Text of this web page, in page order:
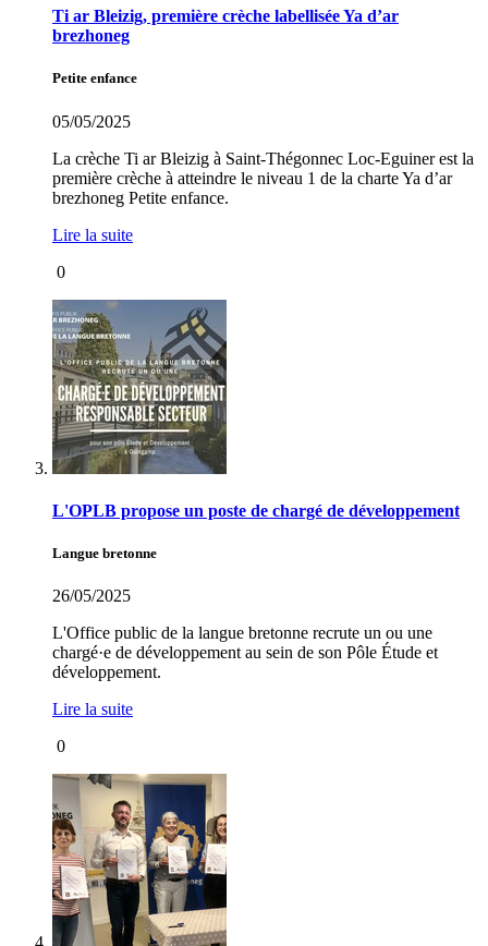
Ti ar Bleizig, première crèche labellisée Ya d’ar
brezhoneg
Petite enfance
05/05/2025
La crèche Ti ar Bleizig à Saint-Thégonnec Loc-Eguiner est la
première crèche à atteindre le niveau 1 de la charte Ya d’ar
brezhoneg Petite enfance.
Lire la suite
0
L'OPLB propose un poste de chargé de développement
Langue bretonne
26/05/2025
L'Office public de la langue bretonne recrute un ou une
chargé·e de développement au sein de son Pôle Étude et
développement.
Lire la suite
0